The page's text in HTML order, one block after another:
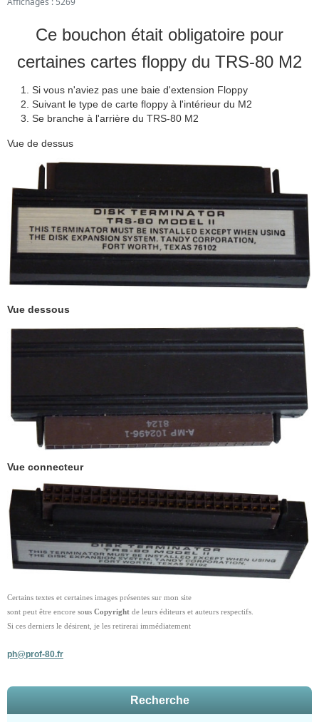
Ce bouchon était obligatoire pour
certaines cartes floppy du TRS-80 M2
Si vous n'aviez pas une baie d'extension Floppy
Suivant le type de carte floppy à l'intérieur du M2
Se branche à l'arrière du TRS-80 M2
Vue de dessus
Vue dessous
Vue connecteur
Certains textes et certaines images présentes sur mon site
sont peut être encore sous Copyright de leurs éditeurs et auteurs respectifs.
Si ces derniers le désirent, je les retirerai immédiatement
ph@prof-80.fr
Recherche